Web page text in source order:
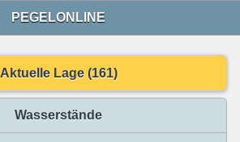
PEGELONLINE
Aktuelle Lage (161)
Wasserstände